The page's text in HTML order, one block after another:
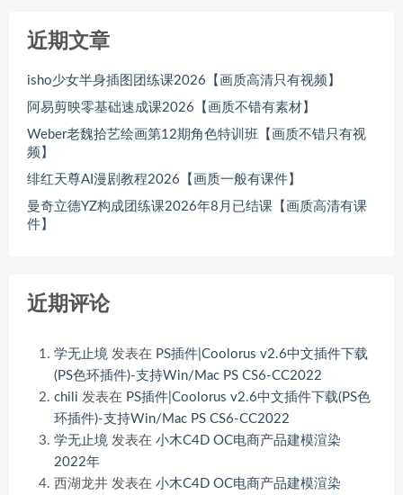
近期文章
isho少女半身插图团练课2026【画质高清只有视频】
阿易剪映零基础速成课2026【画质不错有素材】
Weber老魏拾艺绘画第12期角色特训班【画质不错只有视
频】
绯红天尊AI漫剧教程2026【画质一般有课件】
曼奇立德YZ构成团练课2026年8月已结课【画质高清有课
件】
近期评论
学无止境 发表在 PS插件|Coolorus v2.6中文插件下载
(PS色环插件)-支持Win/Mac PS CS6-CC2022
chili 发表在 PS插件|Coolorus v2.6中文插件下载(PS色
环插件)-支持Win/Mac PS CS6-CC2022
学无止境 发表在 小木C4D OC电商产品建模渲染
2022年
西湖龙井 发表在 小木C4D OC电商产品建模渲染